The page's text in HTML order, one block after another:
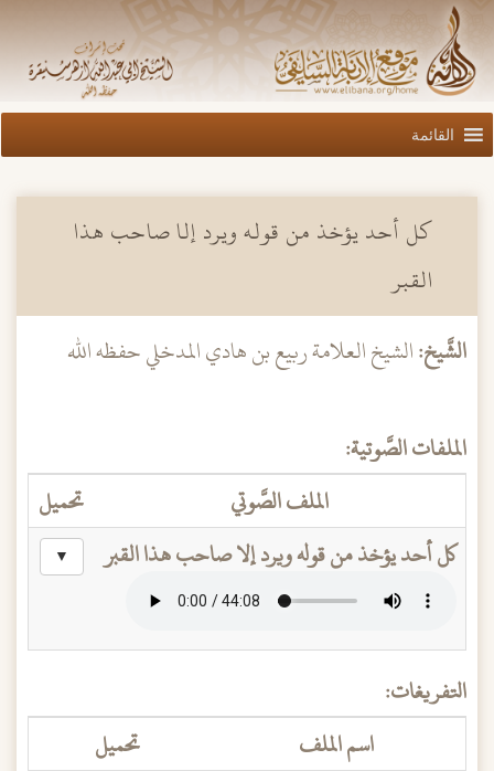
القائمة
كل أحد يؤخذ من قوله ويرد إلا صاحب هذا
القبر
الشَّيخ:الشيخ العلامة ربيع بن هادي المدخلي حفظه الله
الملفات الصَّوتية:
الملف الصَّوتي
تحميل
كل أحد يؤخذ من قوله ويرد إلا صاحب هذا القبر
▼
التفريغات:
اسم الملف
تحميل